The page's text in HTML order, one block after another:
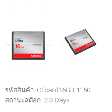
รหัสสินค้า: CFcard16GB-1150
สถานะสต๊อก: 2-3 Days